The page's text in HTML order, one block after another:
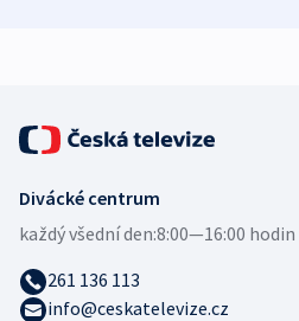
Divácké centrum
každý všední den:8:00—16:00 hodin
261 136 113
info@ceskatelevize.cz